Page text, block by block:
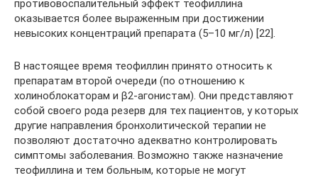
противовоспалительный эффект теофиллина
оказывается более выраженным при достижении
невысоких концентраций препарата (5–10 мг/л) [22].
В настоящее время теофиллин принято относить к
препаратам второй очереди (по отношению к
холиноблокаторам и β2-агонистам). Они представляют
собой своего рода резерв для тех пациентов, у которых
другие направления бронхолитической терапии не
позволяют достаточно адекватно контролировать
симптомы заболевания. Возможно также назначение
теофиллина и тем больным, которые не могут